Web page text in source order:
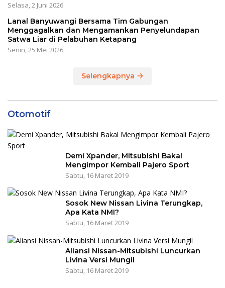
Selasa, 2 Juni 2026
Lanal Banyuwangi Bersama Tim Gabungan
Menggagalkan dan Mengamankan Penyelundapan
Satwa Liar di Pelabuhan Ketapang
Senin, 25 Mei 2026
Selengkapnya
Otomotif
Demi Xpander, Mitsubishi Bakal
Mengimpor Kembali Pajero Sport
Sabtu, 16 Maret 2019
Sosok New Nissan Livina Terungkap,
Apa Kata NMI?
Sabtu, 16 Maret 2019
Aliansi Nissan-Mitsubishi Luncurkan
Livina Versi Mungil
Sabtu, 16 Maret 2019